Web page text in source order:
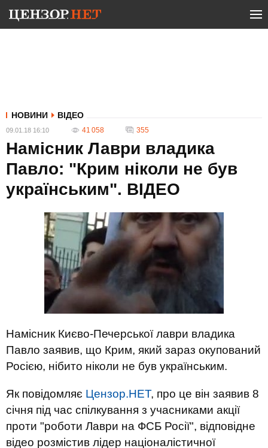
НОВИНИ ВІДЕО
09.01.18 16:10 41 058 355
Намісник Лаври владика
Павло: "Крим ніколи не був
українським". ВIДЕО
Намісник Києво-Печерської лаври владика
Павло заявив, що Крим, який зараз окупований
Росією, нібито ніколи не був українським.
Як повідомляє Цензор.НЕТ, про це він заявив 8
січня під час спілкування з учасниками акції
проти "роботи Лаври на ФСБ Росії", відповідне
відео розмістив лідер націоналістичної